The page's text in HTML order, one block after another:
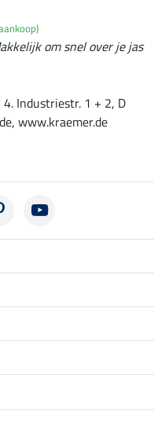
om snel over je jas
4. Industriestr. 1 + 2, D
www.kraemer.de